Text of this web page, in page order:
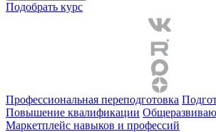
Подобрать курс
Профессиональная переподготовка
Повышение квалификации
Маркетплейс навыков и профессий